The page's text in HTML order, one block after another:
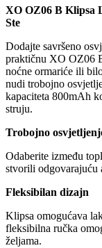
XO OZ06 B Klipsa
Ste
Dodajte savršeno
praktičnu XO OZ06
noćne ormariće ili
nudi trobojno
kapaciteta 800mAh
struju.
Trobojno
Odaberite između
stvorili odgovarajuću
Fleksibilan dizajn
Klipsa omogućava
fleksibilna ručka
željama.